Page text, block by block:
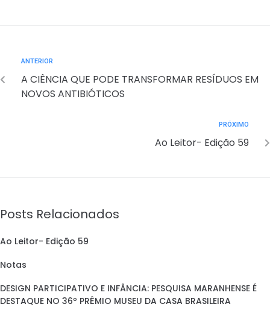
ANTERIOR
A CIÊNCIA QUE PODE TRANSFORMAR RESÍDUOS EM
NOVOS ANTIBIÓTICOS
PRÓXIMO
Ao Leitor- Edição 59
Posts Relacionados
Ao Leitor- Edição 59
Notas
DESIGN PARTICIPATIVO E INFÂNCIA: PESQUISA MARANHENSE É
DESTAQUE NO 36º PRÊMIO MUSEU DA CASA BRASILEIRA